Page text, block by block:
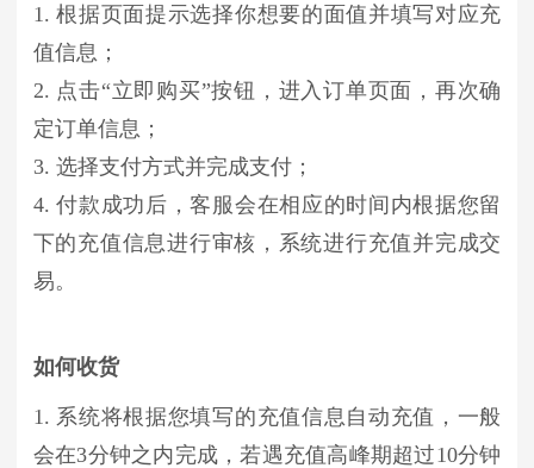
1. 根据页面提示选择你想要的面值并填写对应充
值信息；
2. 点击“立即购买”按钮，进入订单页面，再次确
定订单信息；
3. 选择支付方式并完成支付；
4. 付款成功后，客服会在相应的时间内根据您留
下的充值信息进行审核，系统进行充值并完成交
易。
如何收货
1. 系统将根据您填写的充值信息自动充值，一般
会在3分钟之内完成，若遇充值高峰期超过10分钟